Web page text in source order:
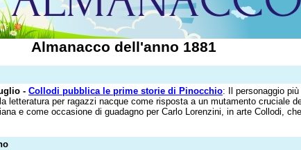
Almanacco dell'anno 1881
- Collodi pubblica le prime storie di Pinocchio: Il personaggio
letteratura per ragazzi nacque come risposta a un mutamento cruciale
e come occasione di guadagno per Carlo Lorenzini, in arte Collodi,